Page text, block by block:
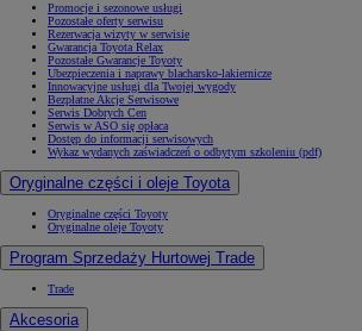
Promocje i sezonowe usługi
Pozostałe oferty serwisu
Rezerwacja wizyty w serwisie
Gwarancja Toyota Relax
Pozostałe Gwarancje Toyoty
Ubezpieczenia i naprawy blacharsko-lakiernicze
Innowacyjne usługi dla Twojej wygody
Bezpłatne Akcje Serwisowe
Serwis Dobrych Cen
Serwis w ASO się opłaca
Dostęp do informacji serwisowych
Wykaz wydanych zaświadczeń o odbytym szkoleniu (pdf)
Oryginalne części i oleje Toyota
Oryginalne części Toyoty
Oryginalne oleje Toyoty
Program Sprzedaży Hurtowej Trade
Trade
Akcesoria